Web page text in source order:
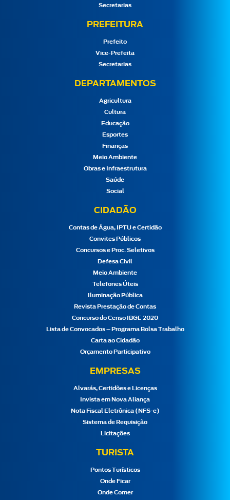
Secretarias
PREFEITURA
Prefeito
Vice-Prefeita
Secretarias
DEPARTAMENTOS
Agricultura
Cultura
Educação
Esportes
Finanças
Meio Ambiente
Obras e Infraestrutura
Saúde
Social
CIDADÃO
Contas de Água, IPTU e Certidão
Convites Públicos
Concursos e Proc. Seletivos
Defesa Civil
Meio Ambiente
Telefones Úteis
Iluminação Pública
Revista Prestação de Contas
Concurso do Censo IBGE 2020
Lista de Convocados – Programa Bolsa Trabalho
Carta ao Cidadão
Orçamento Participativo
EMPRESAS
Alvarás, Certidões e Licenças
Invista em Nova Aliança
Nota Fiscal Eletrônica (NFS-e)
Sistema de Requisição
Licitações
TURISTA
Pontos Turísticos
Onde Ficar
Onde Comer